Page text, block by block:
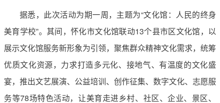
据悉，此次活动为期一周，主题为“文化馆：人民的终身
美育学校”。其间，怀化市文化馆联动13个县市区文化馆，以
展示文化馆服务新形象为引领，聚焦群众精神文化需求，统筹
优质文化资源，力求打造多元化、接地气、有温度的文化盛
宴，推出文艺展演、公益培训、创作征集、数字文化、志愿服
务等78场特色活动，让美育走进乡村、社区、企业、景区、